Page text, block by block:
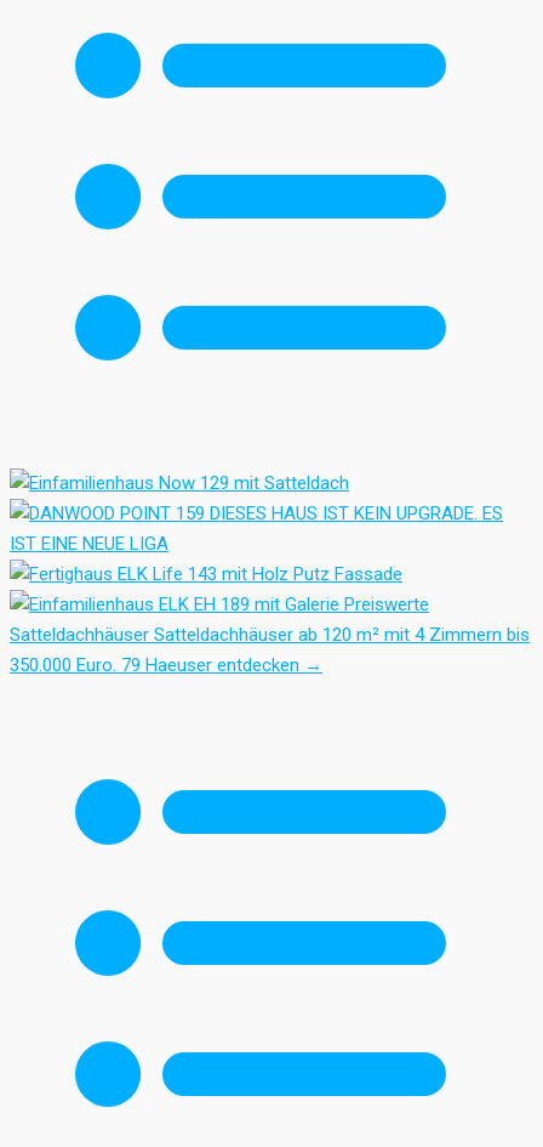
Preiswerte
Satteldachhäuser Satteldachhäuser ab 120 m² mit 4 Zimmern bis
350.000 Euro. 79 Haeuser entdecken →